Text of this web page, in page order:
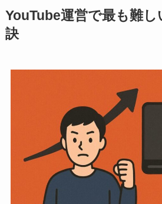
YouTube運営で最も難し
訣